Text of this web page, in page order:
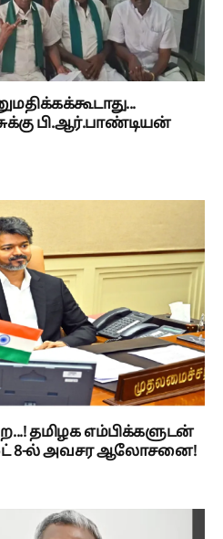
பி.ஆர்.பாண்டியன்
தமிழக எம்பிக்களுடன்
8-ல் அவசர ஆலோசனை!